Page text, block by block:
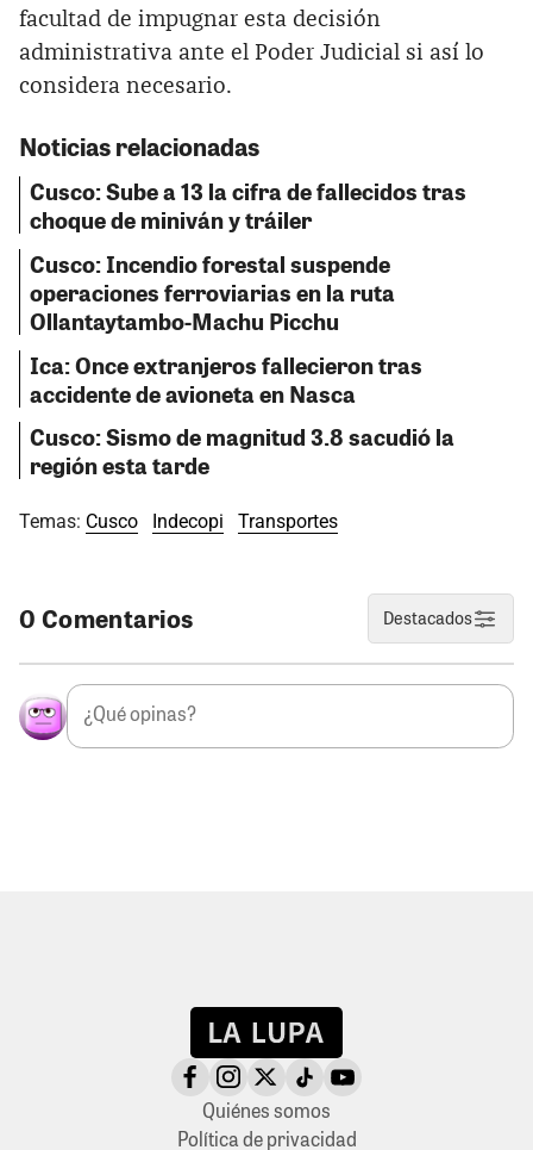
facultad de impugnar esta decisión
administrativa ante el Poder Judicial si así lo
considera necesario.
Noticias relacionadas
Cusco: Sube a 13 la cifra de fallecidos tras
choque de miniván y tráiler
Cusco: Incendio forestal suspende
operaciones ferroviarias en la ruta
Ollantaytambo-Machu Picchu
Ica: Once extranjeros fallecieron tras
accidente de avioneta en Nasca
Cusco: Sismo de magnitud 3.8 sacudió la
región esta tarde
Temas: Cusco Indecopi Transportes
0 Comentarios Destacados
Quiénes somos
Política de privacidad